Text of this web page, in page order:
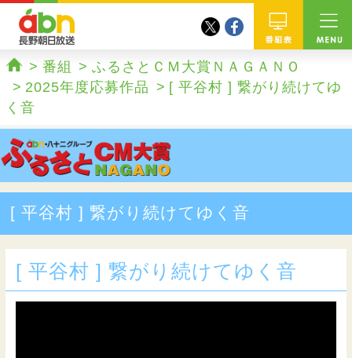
twitterfacebook
ホーム
番組
ふるさとＣＭ大賞ＮＡＧＡＮＯ
2025年度応募作品
[ 平谷村 ] 繋がり続けてゆ
く音
[ 平谷村 ] 繋がり続けてゆく音
[ 平谷村 ] 繋がり続けてゆく音